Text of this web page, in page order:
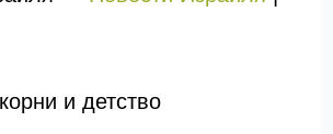
и детство